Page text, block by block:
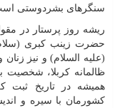
سنگر‌های بشردوستی
ریشه روز پرستار در
حضرت زینب کبری (سلام
(علیه السلام) و نیز
ظالمانه کربلا، شخصیت
همیشه در تاریخ ثبت
کشورمان با سیره و